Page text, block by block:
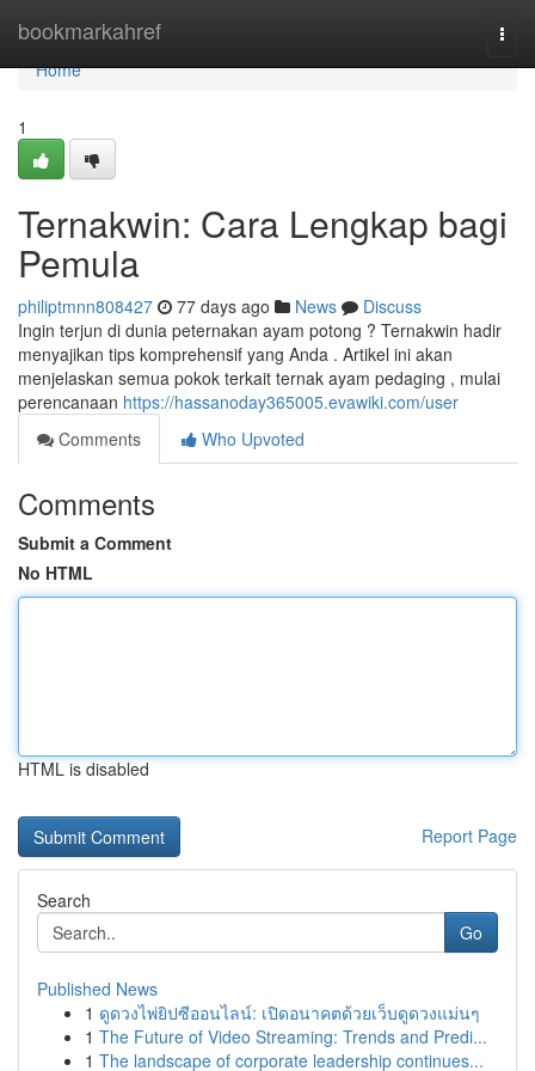
bookmarkahref
Home
Home
1
Ternakwin: Cara Lengkap bagi
Pemula
philiptmnn808427 77 days ago News
Discuss
Ingin terjun di dunia peternakan ayam potong ? Ternakwin hadir
menyajikan tips komprehensif yang Anda . Artikel ini akan
menjelaskan semua pokok terkait ternak ayam pedaging , mulai
perencanaan https://hassanoday365005.evawiki.com/user
Comments
Who Upvoted
Comments
Submit a Comment
No HTML
HTML is disabled
Report Page
Search
Go
Published News
1 ดูดวงไพ่ยิปซีออนไลน์: เปิดอนาคตด้วยเว็บดูดวงแม่นๆ
1 The Future of Video Streaming: Trends and Predi...
1 The landscape of corporate leadership continues...